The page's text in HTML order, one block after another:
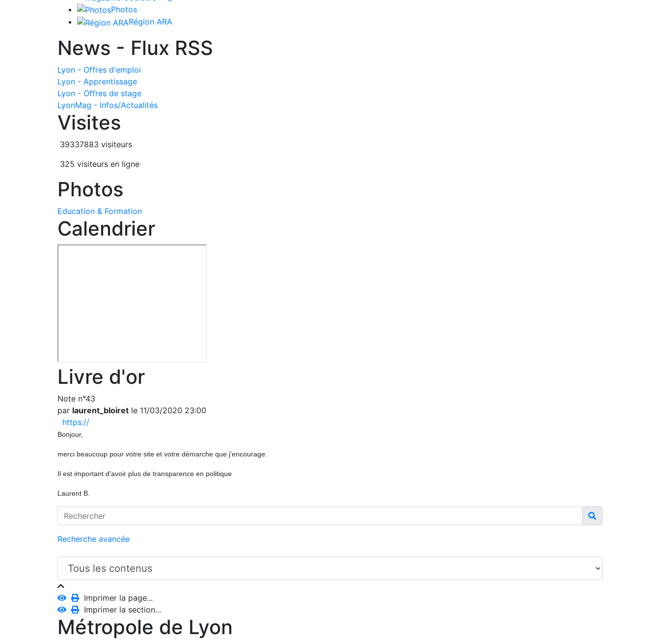
Photos
Région ARA
News - Flux RSS
Lyon - Offres d'emploi
Lyon - Apprentissage
Lyon - Offres de stage
LyonMag - Infos/Actualités
Visites
39337883 visiteurs
325 visiteurs en ligne
Photos
Education & Formation
Calendrier
Livre d'or
Note n°43
par laurent_bloiret le 11/03/2020 23:00
https://
Bonjour,
merci beaucoup pour votre site et votre démarche que j'encourage.
Il est important d'avoir plus de transparence en politique
Laurent B.
Recherche avancée
Imprimer la page...
Imprimer la section...
Métropole de Lyon